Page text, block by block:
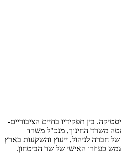
הלוגיסטיקה. בין תפקידיו בחיים הציבוריים-
משרד החינוך, מנכ"ל משרד
חברה לניהול, ייעוץ והשקעות בארץ
כעוזרו האישי של שר הביטחון.